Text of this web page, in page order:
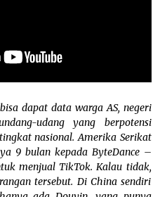
2023
Diretas, Pakar: Pemerintah
dari Kesalahan
di Kebun Binatang, Animator
Adaptasi Wajah Aktor Jadi Kera
dapat data warga AS, negeri
udang yang berpotensi
nasional. Amerika Serikat
9 bulan kepada ByteDance –
menjual TikTok. Kalau tidak,
tersebut. Di China sendiri